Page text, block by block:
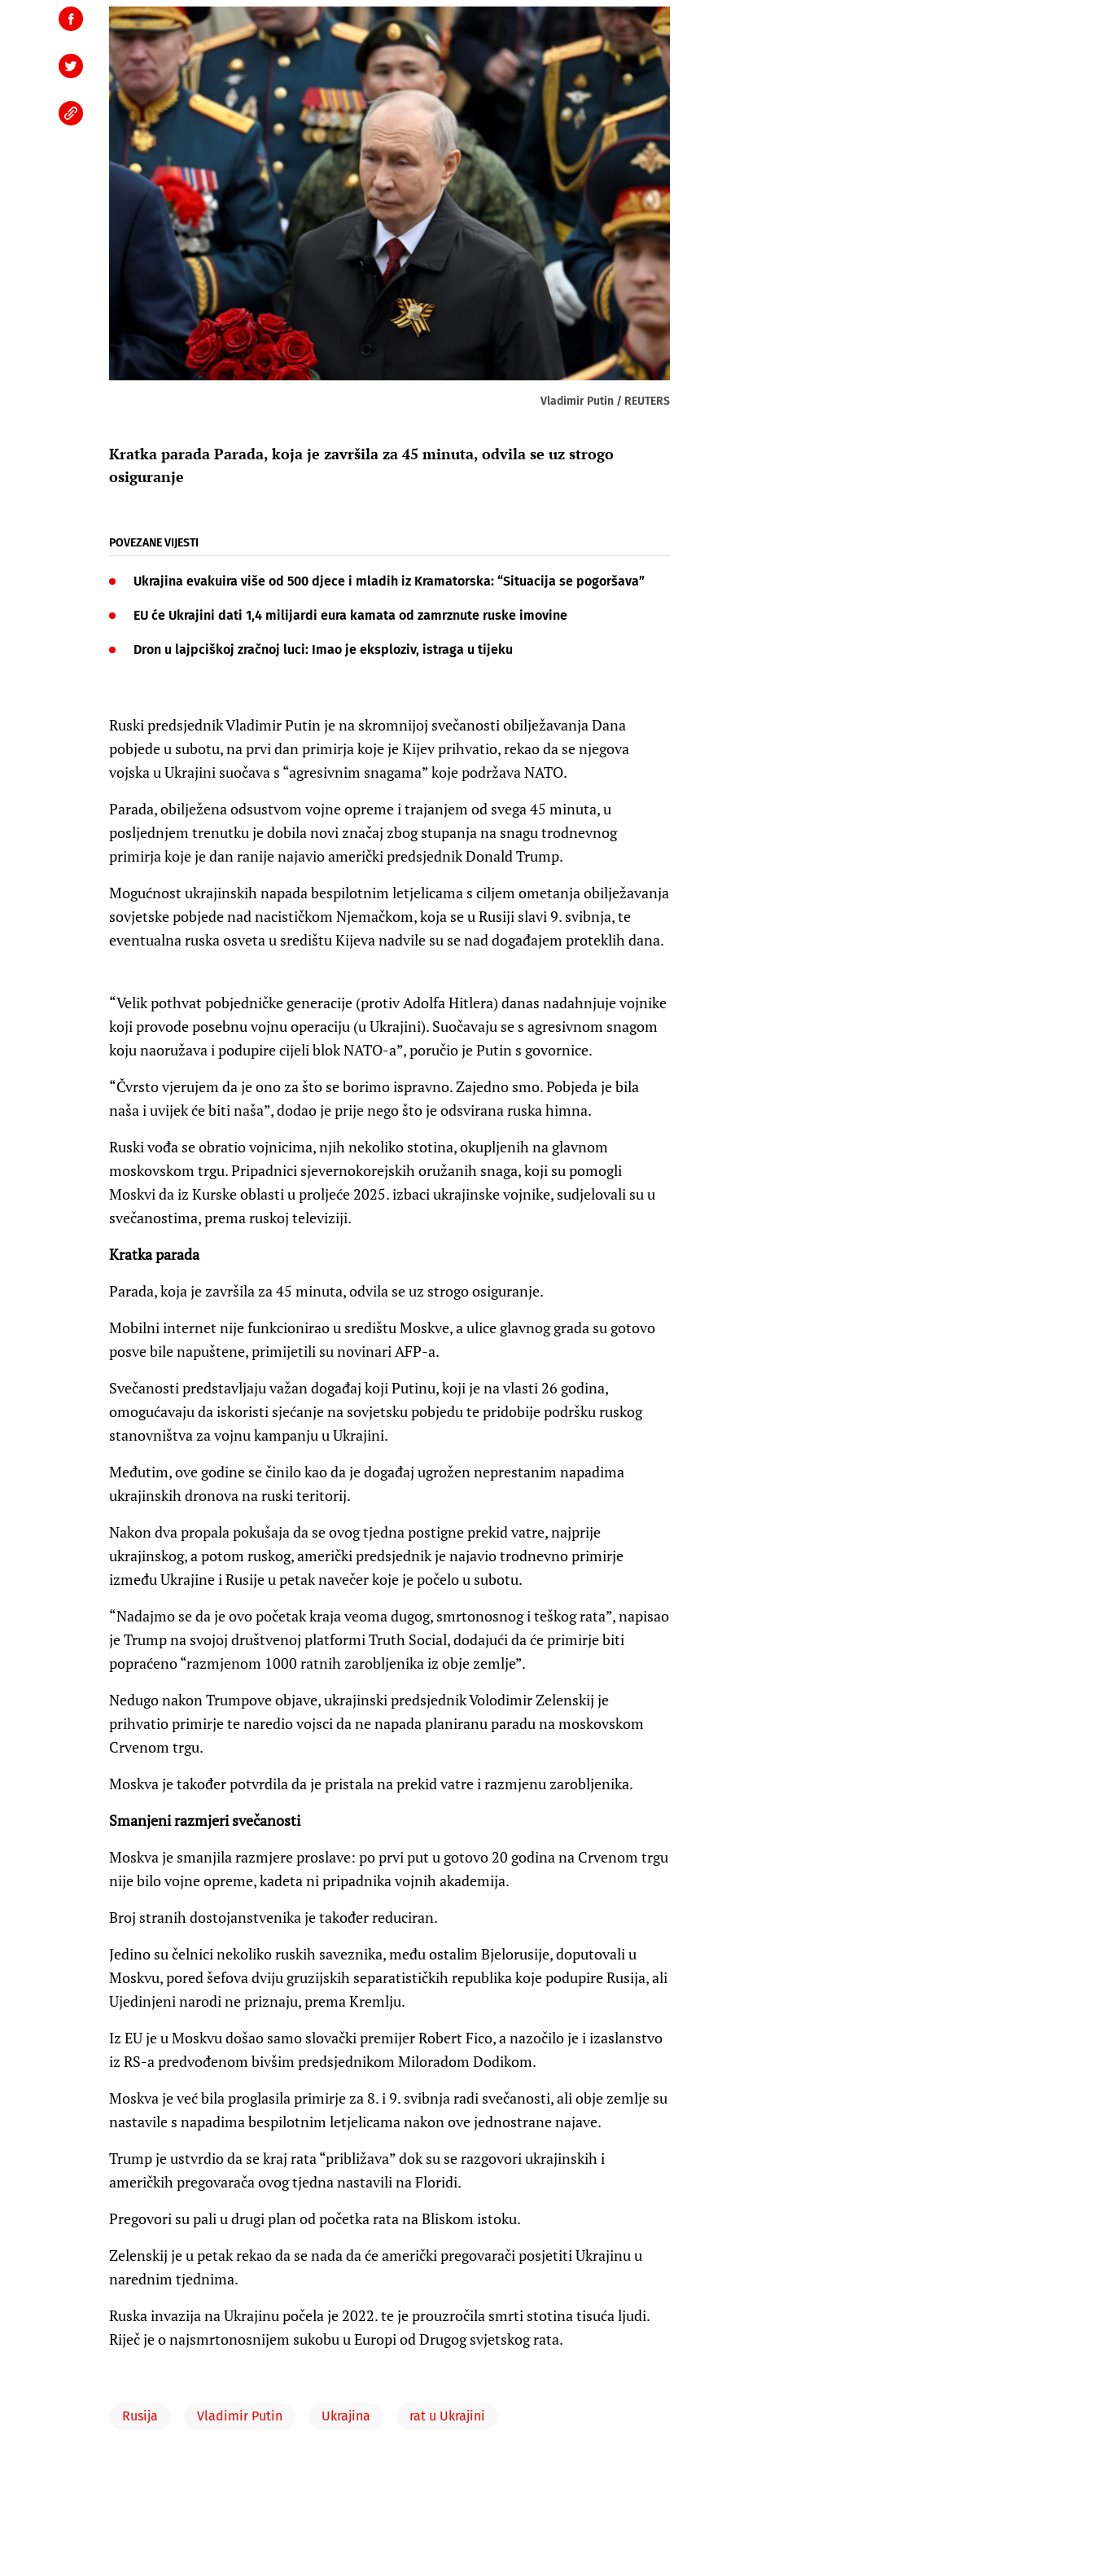
Vladimir Putin / REUTERS
Kratka parada Parada, koja je završila za 45 minuta, odvila se uz strogo
osiguranje
POVEZANE VIJESTI
Ukrajina evakuira više od 500 djece i mladih iz Kramatorska: “Situacija se pogoršava”
EU će Ukrajini dati 1,4 milijardi eura kamata od zamrznute ruske imovine
Dron u lajpciškoj zračnoj luci: Imao je eksploziv, istraga u tijeku
Ruski predsjednik Vladimir Putin je na skromnijoj svečanosti obilježavanja Dana
pobjede u subotu, na prvi dan primirja koje je Kijev prihvatio, rekao da se njegova
vojska u Ukrajini suočava s “agresivnim snagama” koje podržava NATO.
Parada, obilježena odsustvom vojne opreme i trajanjem od svega 45 minuta, u
posljednjem trenutku je dobila novi značaj zbog stupanja na snagu trodnevnog
primirja koje je dan ranije najavio američki predsjednik Donald Trump.
Mogućnost ukrajinskih napada bespilotnim letjelicama s ciljem ometanja obilježavanja
sovjetske pobjede nad nacističkom Njemačkom, koja se u Rusiji slavi 9. svibnja, te
eventualna ruska osveta u središtu Kijeva nadvile su se nad događajem proteklih dana.
“Velik pothvat pobjedničke generacije (protiv Adolfa Hitlera) danas nadahnjuje vojnike
koji provode posebnu vojnu operaciju (u Ukrajini). Suočavaju se s agresivnom snagom
koju naoružava i podupire cijeli blok NATO-a”, poručio je Putin s govornice.
“Čvrsto vjerujem da je ono za što se borimo ispravno. Zajedno smo. Pobjeda je bila
naša i uvijek će biti naša”, dodao je prije nego što je odsvirana ruska himna.
Ruski vođa se obratio vojnicima, njih nekoliko stotina, okupljenih na glavnom
moskovskom trgu. Pripadnici sjevernokorejskih oružanih snaga, koji su pomogli
Moskvi da iz Kurske oblasti u proljeće 2025. izbaci ukrajinske vojnike, sudjelovali su u
svečanostima, prema ruskoj televiziji.
Kratka parada
Parada, koja je završila za 45 minuta, odvila se uz strogo osiguranje.
Mobilni internet nije funkcionirao u središtu Moskve, a ulice glavnog grada su gotovo
posve bile napuštene, primijetili su novinari AFP-a.
Svečanosti predstavljaju važan događaj koji Putinu, koji je na vlasti 26 godina,
omogućavaju da iskoristi sjećanje na sovjetsku pobjedu te pridobije podršku ruskog
stanovništva za vojnu kampanju u Ukrajini.
Međutim, ove godine se činilo kao da je događaj ugrožen neprestanim napadima
ukrajinskih dronova na ruski teritorij.
Nakon dva propala pokušaja da se ovog tjedna postigne prekid vatre, najprije
ukrajinskog, a potom ruskog, američki predsjednik je najavio trodnevno primirje
između Ukrajine i Rusije u petak navečer koje je počelo u subotu.
“Nadajmo se da je ovo početak kraja veoma dugog, smrtonosnog i teškog rata”, napisao
je Trump na svojoj društvenoj platformi Truth Social, dodajući da će primirje biti
popraćeno “razmjenom 1000 ratnih zarobljenika iz obje zemlje”.
Nedugo nakon Trumpove objave, ukrajinski predsjednik Volodimir Zelenskij je
prihvatio primirje te naredio vojsci da ne napada planiranu paradu na moskovskom
Crvenom trgu.
Moskva je također potvrdila da je pristala na prekid vatre i razmjenu zarobljenika.
Smanjeni razmjeri svečanosti
Moskva je smanjila razmjere proslave: po prvi put u gotovo 20 godina na Crvenom trgu
nije bilo vojne opreme, kadeta ni pripadnika vojnih akademija.
Broj stranih dostojanstvenika je također reduciran.
Jedino su čelnici nekoliko ruskih saveznika, među ostalim Bjelorusije, doputovali u
Moskvu, pored šefova dviju gruzijskih separatističkih republika koje podupire Rusija, ali
Ujedinjeni narodi ne priznaju, prema Kremlju.
Iz EU je u Moskvu došao samo slovački premijer Robert Fico, a nazočilo je i izaslanstvo
iz RS-a predvođenom bivšim predsjednikom Miloradom Dodikom.
Moskva je već bila proglasila primirje za 8. i 9. svibnja radi svečanosti, ali obje zemlje su
nastavile s napadima bespilotnim letjelicama nakon ove jednostrane najave.
Trump je ustvrdio da se kraj rata “približava” dok su se razgovori ukrajinskih i
američkih pregovarača ovog tjedna nastavili na Floridi.
Pregovori su pali u drugi plan od početka rata na Bliskom istoku.
Zelenskij je u petak rekao da se nada da će američki pregovarači posjetiti Ukrajinu u
narednim tjednima.
Ruska invazija na Ukrajinu počela je 2022. te je prouzročila smrti stotina tisuća ljudi.
Riječ je o najsmrtonosnijem sukobu u Europi od Drugog svjetskog rata.
Rusija Vladimir Putin Ukrajina rat u Ukrajini